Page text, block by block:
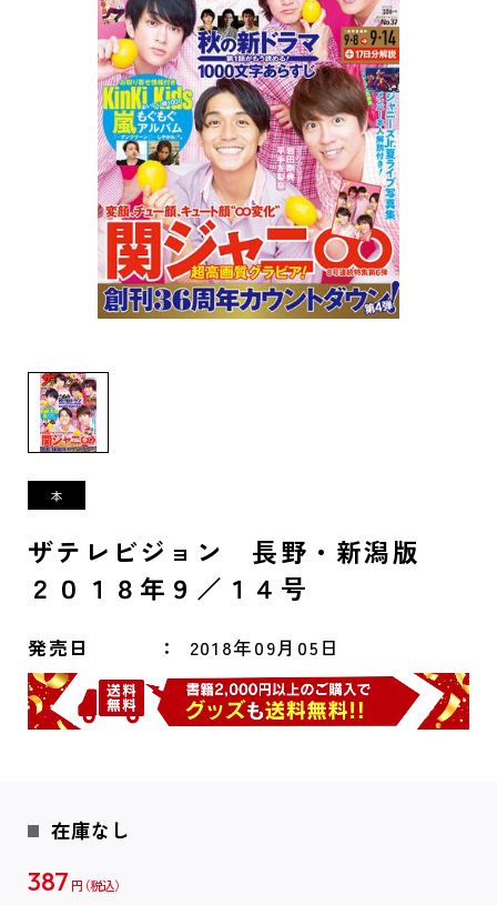
ザテレビジョン 長野・新潟版
２０１８年９／１４号
発売日 2018年09月05日
在庫なし
387 円